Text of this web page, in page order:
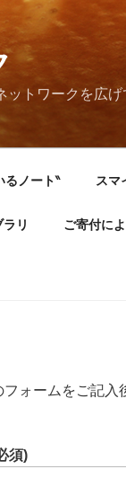
トワークを広げ
るノート‶ スマ
リ ご寄付に
フォームをご記
須)